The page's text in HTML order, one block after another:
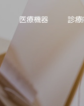
医療機器 診